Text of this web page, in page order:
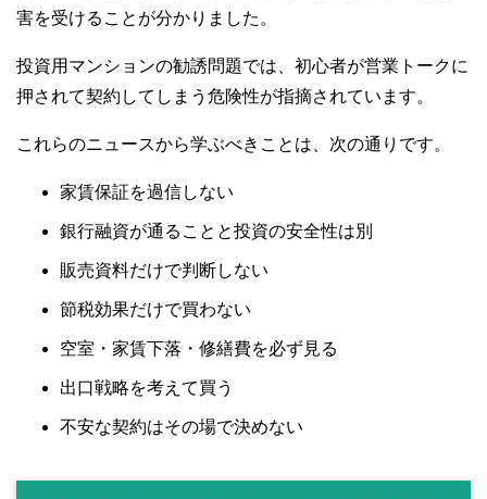
害を受けることが分かりました。
投資用マンションの勧誘問題では、初心者が営業トークに
押されて契約してしまう危険性が指摘されています。
これらのニュースから学ぶべきことは、次の通りです。
家賃保証を過信しない
銀行融資が通ることと投資の安全性は別
販売資料だけで判断しない
節税効果だけで買わない
空室・家賃下落・修繕費を必ず見る
出口戦略を考えて買う
不安な契約はその場で決めない